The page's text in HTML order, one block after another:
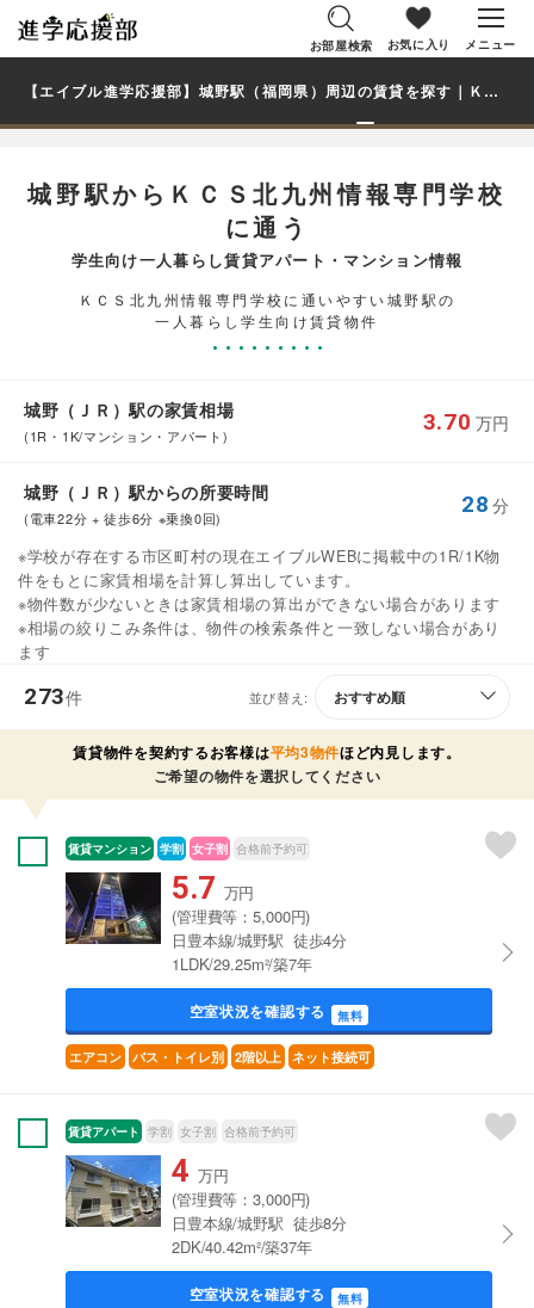
お部屋検索 お気に入り メニュー
【エイブル進学応援部】城野駅（福岡県）周辺の賃貸を探す｜ＫＣＳ北九州情報専門学校学生・大学生の一人暮らし向け賃貸マンション・アパート
城野駅からＫＣＳ北九州情報専門学校
に通う
学生向け一人暮らし賃貸アパート・マンション情報
ＫＣＳ北九州情報専門学校に通いやすい城野駅の
一人暮らし学生向け賃貸物件
城野（ＪＲ）駅の家賃相場
(1R・1K/マンション・アパート)
3.70 万円
城野（ＪＲ）駅からの所要時間
(電車22分 + 徒歩6分 ※乗換0回)
28 分
※学校が存在する市区町村の現在エイブルWEBに掲載中の1R/1K物
件をもとに家賃相場を計算し算出しています。
※物件数が少ないときは家賃相場の算出ができない場合があります
※相場の絞りこみ条件は、物件の検索条件と一致しない場合があり
ます
273件 並び替え:
賃貸物件を契約するお客様は平均3物件ほど内見します。
ご希望の物件を選択してください
賃貸マンション 学割 女子割 合格前予約可
5.7 万円
(管理費等：5,000円)
日豊本線/城野駅 徒歩4分
1LDK/29.25m²/築7年
空室状況を確認する 無料
エアコン バス・トイレ別 2階以上 ネット接続可
賃貸アパート 学割 女子割 合格前予約可
4 万円
(管理費等：3,000円)
日豊本線/城野駅 徒歩8分
2DK/40.42m²/築37年
空室状況を確認する 無料